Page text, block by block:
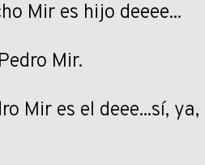
Mir es hijo deeee...
Mir.
Mir es el deee...sí,